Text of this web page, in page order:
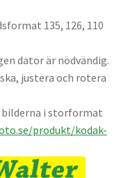
135, 126, 110
dator är nödvändig.
justera och rotera
bilderna i storformat
produkt/kodak-